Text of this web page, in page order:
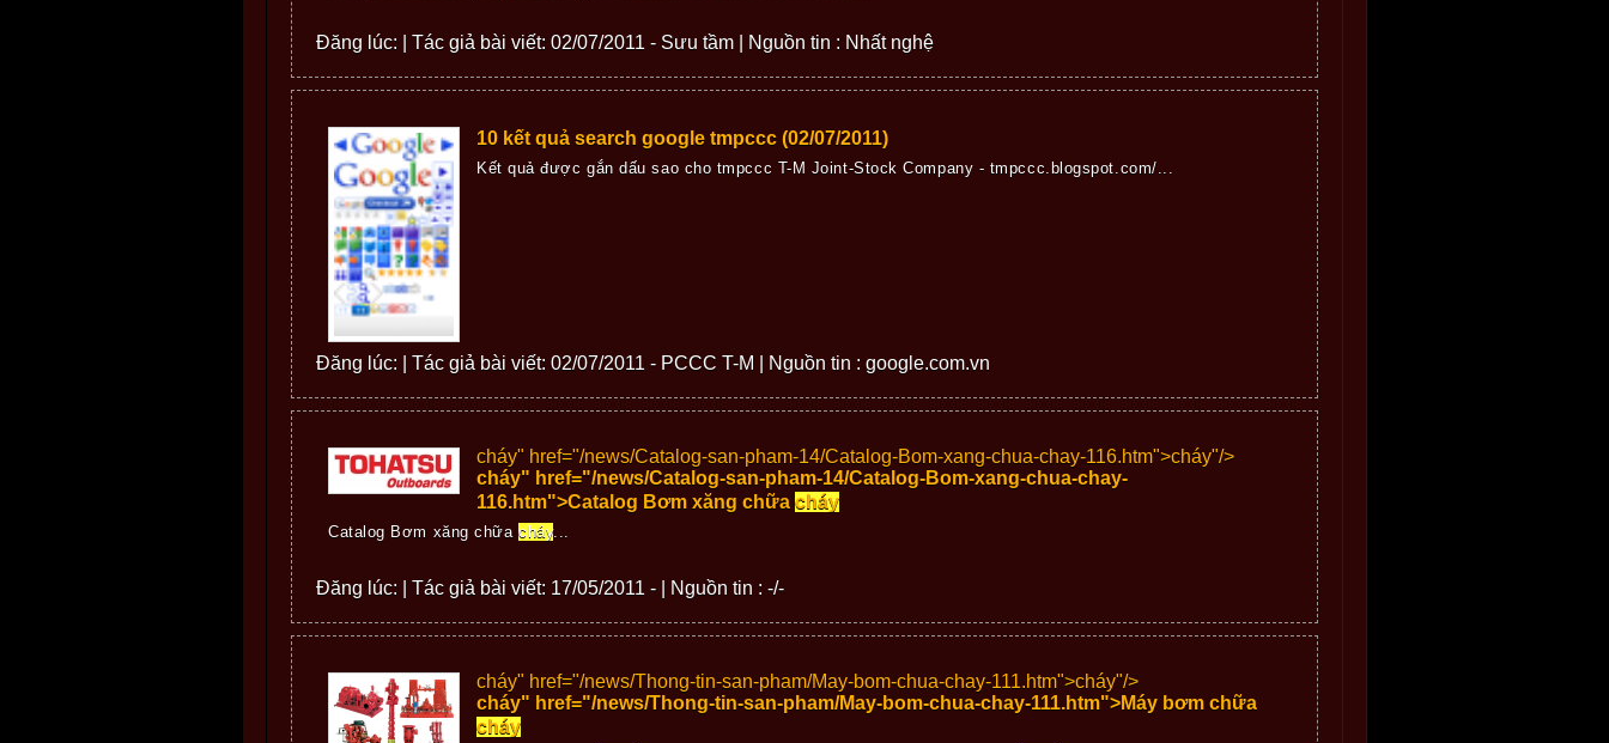
Đăng lúc: | Tác giả bài viết: 02/07/2011 - Sưu tầm | Nguồn tin : Nhất nghệ
10 kết quả search google tmpccc (02/07/2011)
Kết quả được gắn dấu sao cho tmpccc T-M Joint-Stock Company - tmpccc.blogspot.com/...
Đăng lúc: | Tác giả bài viết: 02/07/2011 - PCCC T-M | Nguồn tin : google.com.vn
cháy" href="/news/Catalog-san-pham-14/Catalog-Bom-xang-chua-chay-116.htm">cháy"/>
cháy" href="/news/Catalog-san-pham-14/Catalog-Bom-xang-chua-chay-
116.htm">Catalog Bơm xăng chữa cháy
Catalog Bơm xăng chữacháy...
Đăng lúc: | Tác giả bài viết: 17/05/2011 - | Nguồn tin : -/-
cháy" href="/news/Thong-tin-san-pham/May-bom-chua-chay-111.htm">cháy"/>
cháy" href="/news/Thong-tin-san-pham/May-bom-chua-chay-111.htm">Máy bơm chữa
cháy